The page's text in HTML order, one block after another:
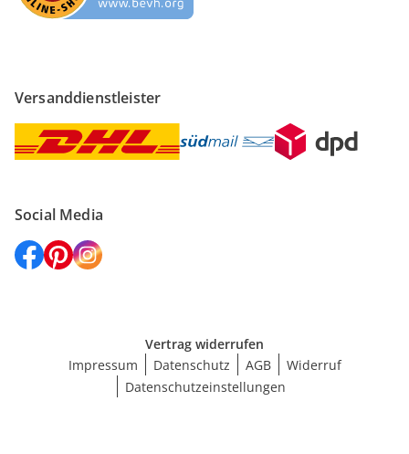
Versanddienstleister
Social Media
Vertrag widerrufen
Impressum
Datenschutz AGB
Widerruf
Datenschutzeinstellungen